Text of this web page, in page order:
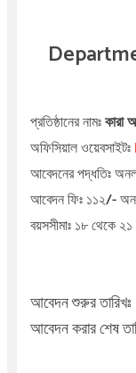
প্রতিষ্ঠানের নামঃ কারা
অফিসিয়াল ওয়েবসাইটঃ
আবেদনের পদ্ধতিঃ
আবেদন ফিঃ ১১২/-
বয়সসীমাঃ ১৮ থেকে
আবেদন শুরুর তারিখঃ
আবেদন করার শেষ